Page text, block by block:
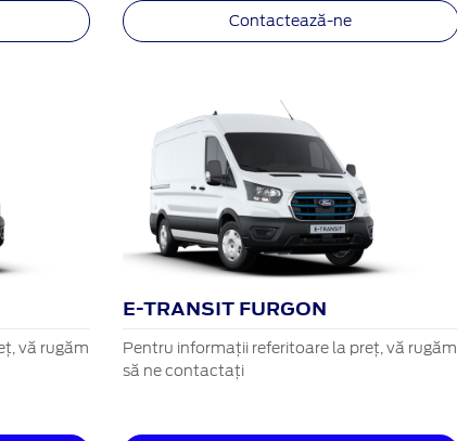
Contactează-ne
vă rugăm
E-TRANSIT FURGON
Pentru informații referitoare la preț, vă rugăm
să ne contactați